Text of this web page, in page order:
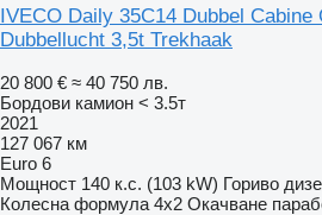
IVECO Daily 35C14 Dubbel Cabine
Dubbellucht 3,5t Trekhaak
20 800 € ≈ 40 750 лв.
Бордови камион < 3.5т
2021
127 067 км
Euro 6
Мощност 140 к.с. (103 kW) Гориво
Колесна формула 4x2 Окачване